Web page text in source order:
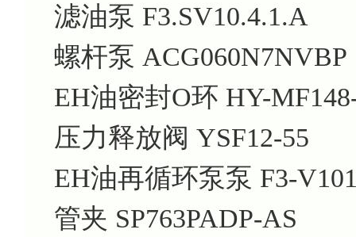
滤油泵 F3.SV10.4.1.A
螺杆泵 ACG060N7NVBP
EH油密封O环 HY-
压力释放阀 YSF12-55
EH油再循环泵泵 F3-
管夹 SP763PADP-AS